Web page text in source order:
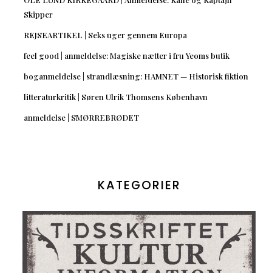
Skipper
REJSEARTIKEL | Seks uger gennem Europa
feel good | anmeldelse: Magiske nætter i fru Yeoms butik
boganmeldelse | strandlæsning: HAMNET — Historisk fiktion
litteraturkritik | Søren Ulrik Thomsens København
anmeldelse | SMØRREBRØDET
KATEGORIER